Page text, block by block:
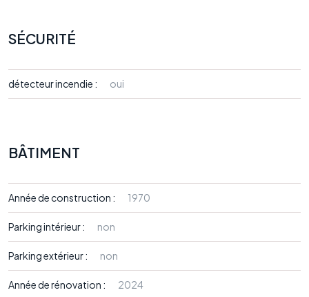
SÉCURITÉ
détecteur incendie : oui
BÂTIMENT
Année de construction : 1970
Parking intérieur : non
Parking extérieur : non
Année de rénovation : 2024